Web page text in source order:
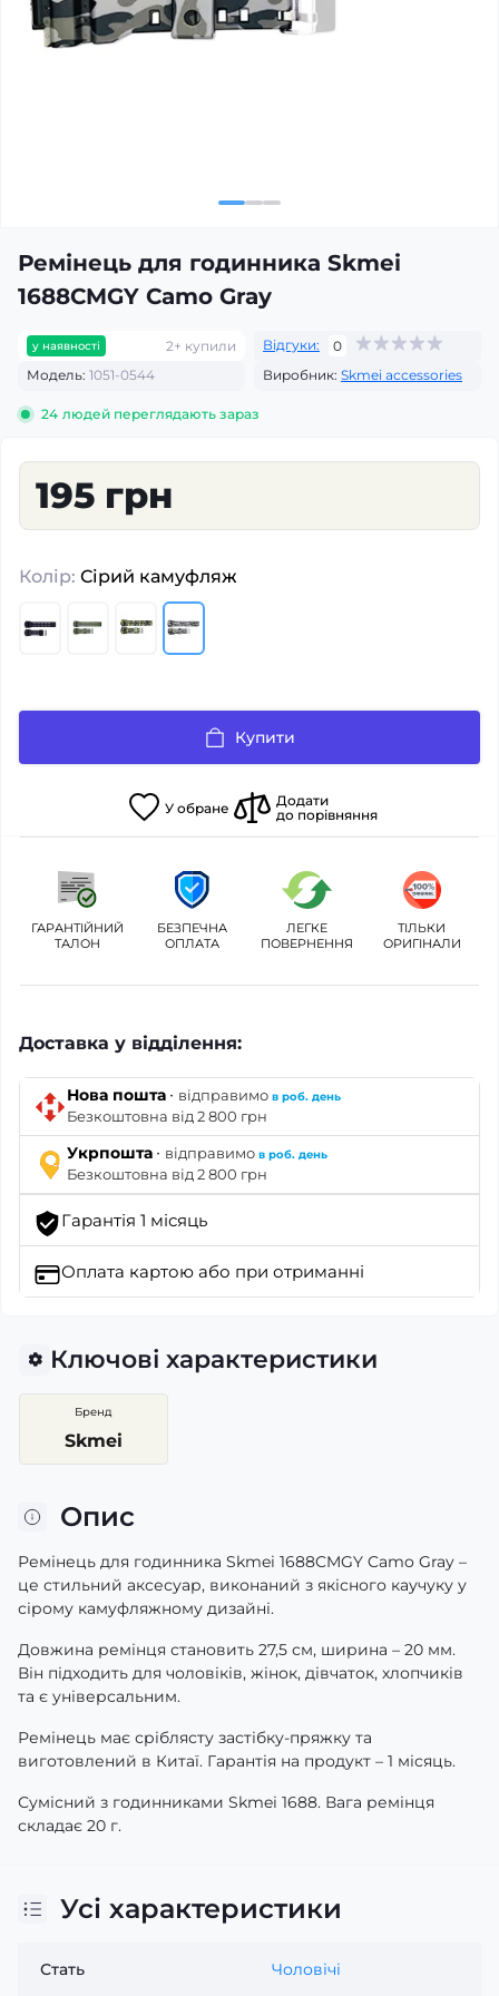
Ремінець для годинника Skmei
1688CMGY Camo Gray
у наявності 2+ купили Відгуки:
0
Модель: 1051-0544 Виробник: Skmei accessories
24 людей переглядають зараз
195 грн
Колір: Сірий камуфляж
Купити
У обране
Додати
до порівняння
ГАРАНТІЙНИЙ
ТАЛОН
БЕЗПЕЧНА
ОПЛАТА
ЛЕГКЕ
ПОВЕРНЕННЯ
ТІЛЬКИ
ОРИГІНАЛИ
Доставка у відділення:
Нова пошта · відправимо в роб. день
Безкоштовна від 2 800 грн
Укрпошта · відправимо в роб. день
Безкоштовна від 2 800 грн
Гарантія 1 місяць
Оплата картою або при отриманні
Ключові характеристики
Бренд
Skmei
Опис
Ремінець для годинника Skmei 1688CMGY Camo Gray –
це стильний аксесуар, виконаний з якісного каучуку у
сірому камуфляжному дизайні.
Довжина ремінця становить 27,5 см, ширина – 20 мм.
Він підходить для чоловіків, жінок, дівчаток, хлопчиків
та є універсальним.
Ремінець має сріблясту застібку-пряжку та
виготовлений в Китаї. Гарантія на продукт – 1 місяць.
Сумісний з годинниками Skmei 1688. Вага ремінця
складає 20 г.
Усі характеристики
Стать Чоловічі